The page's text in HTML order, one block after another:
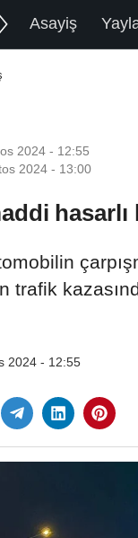
Asayiş
2024 - 12:55
2024 - 13:00
hasarlı
trafik
2024 - 12:55